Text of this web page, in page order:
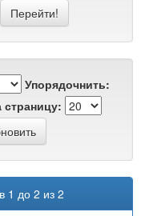
Упорядочнить:
1 до 2 из 2